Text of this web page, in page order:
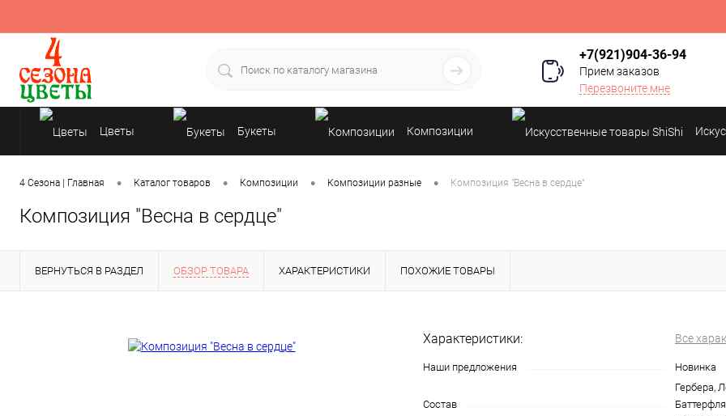
+7(921)904-36-94
Прием заказов
Перезвоните мне
Цветы Букеты Композиции
Подарки
4 Сезона | Главная • Каталог товаров • Композиции • Композиции разные • Композиция "Весна в сердце"
Композиция "Весна в сердце"
ВЕРНУТЬСЯ В РАЗДЕЛ ОБЗОР ТОВАРА ХАРАКТЕРИСТИКИ ПОХОЖИЕ ТОВАРЫ
Характеристики: Все
Наши предложения Новинка
Состав
Гербера,